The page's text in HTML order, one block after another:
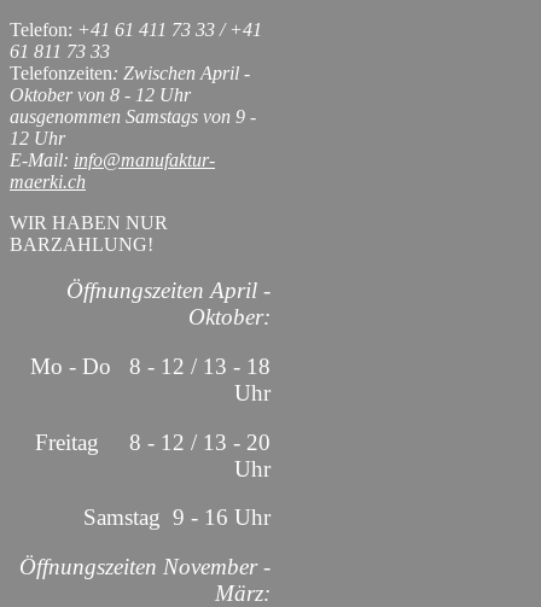
Telefon: +41 61 411 73 33 / +41
61 811 73 33
Telefonzeiten: Zwischen April -
Oktober von 8 - 12 Uhr
ausgenommen Samstags von 9 -
12 Uhr
E-Mail: info@manufaktur-
maerki.ch
WIR HABEN NUR
BARZAHLUNG!
Öffnungszeiten April -
Oktober:
Mo - Do 8 - 12 / 13 - 18
Uhr
Freitag 8 - 12 / 13 - 20
Uhr
Samstag 9 - 16 Uhr
Öffnungszeiten November -
März: